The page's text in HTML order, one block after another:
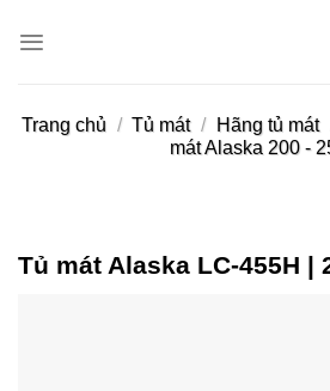
Trang chủ / Tủ mát / Hãng tủ mát
mát Alaska 200 -
Tủ mát Alaska LC-455H |